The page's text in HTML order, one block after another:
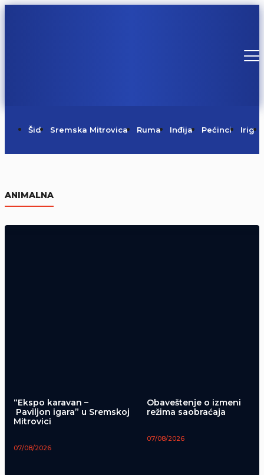
Šid Sremska Mitrovica Ruma Inđija Pećinci Irig
ANIMALNA
Danas je Sveti Pantelejmon
“Ekspo karavan –
Paviljon igara” u Sremskoj
Mitrovici
07/08/2026
Obaveštenje o izmeni
režima saobraćaja
07/08/2026